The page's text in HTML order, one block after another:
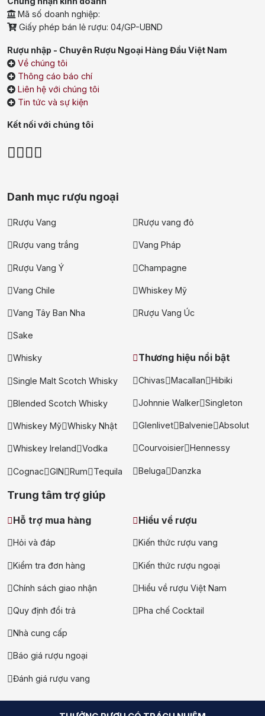
Mã số doanh nghiệp:
Giấy phép bán lẻ rượu: 04/GP-UBND
Rượu nhập - Chuyên Rượu Ngoại Hàng Đầu Việt Nam
Về chúng tôi
Thông cáo báo chí
Liên hệ với chúng tôi
Tin tức và sự kiện
Kết nối với chúng tôi
Danh mục rượu ngoại
Rượu Vang Rượu vang đỏ
Rượu vang trắng Vang Pháp
Rượu Vang Ý Champagne
Vang Chile Whiskey Mỹ
Vang Tây Ban Nha Rượu Vang Úc
Sake
Whisky
Single Malt Scotch Whisky
Blended Scotch Whisky
Whiskey Mỹ Whisky Nhật
Whiskey Ireland Vodka
Cognac GIN Rum Tequila
Thương hiệu nổi bật
Chivas Macallan Hibiki
Johnnie Walker Singleton
Glenlivet Balvenie Absolut
Courvoisier Hennessy
Beluga Danzka
Trung tâm trợ giúp
Hỗ trợ mua hàng
Hỏi và đáp
Kiểm tra đơn hàng
Chính sách giao nhận
Quy định đổi trả
Nhà cung cấp
Báo giá rượu ngoại
Đánh giá rượu vang
Hiểu về rượu
Kiến thức rượu vang
Kiến thức rượu ngoại
Hiểu về rượu Việt Nam
Pha chế Cocktail